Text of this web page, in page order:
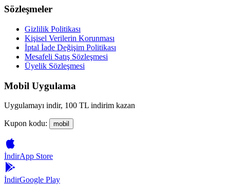
Sözleşmeler
Gizlilik Politikası
Kişisel Verilerin Korunması
İptal İade Değişim Politikası
Mesafeli Satış Sözleşmesi
Üyelik Sözleşmesi
Mobil Uygulama
Uygulamayı indir, 100 TL indirim kazan
Kupon kodu: mobil
İndirApp Store
İndirGoogle Play